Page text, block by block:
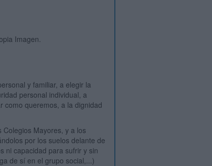
Imagen.
y familiar, a elegir la
personal individual, a
como queremos, a la dignidad
Mayores, y a los
por los suelos delante de
ni capacidad para sufrir y sin
de sí en el grupo social,...)